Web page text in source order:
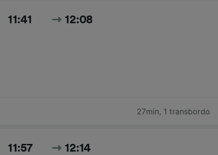
11:41 12:08
27min, 1 transbordo
11:57 12:14